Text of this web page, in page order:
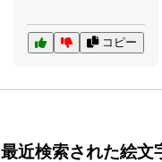
コピー
最近検索された絵文